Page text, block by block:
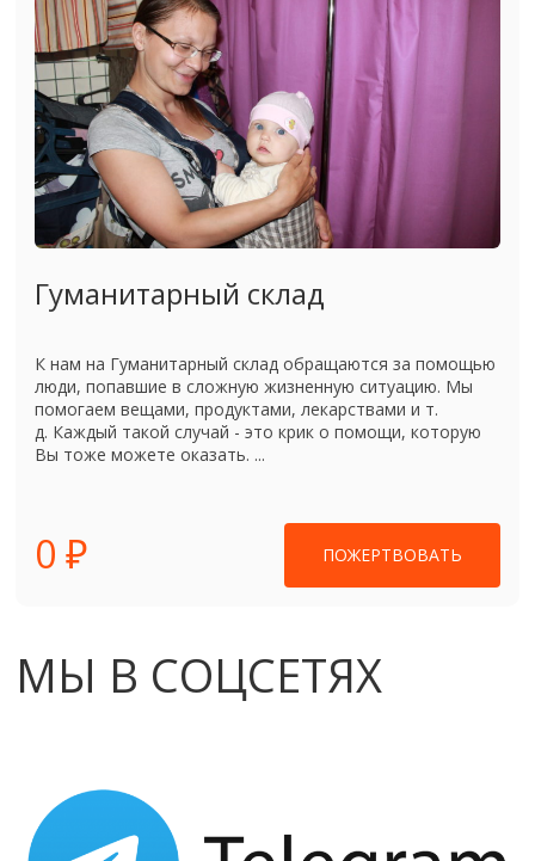
Гуманитарный склад
К нам на Гуманитарный склад обращаются за помощью
люди, попавшие в сложную жизненную ситуацию. Мы
помогаем вещами, продуктами, лекарствами и т.
д. Каждый такой случай - это крик о помощи, которую
Вы тоже можете оказать. ...
0 ₽ ПОЖЕРТВОВАТЬ
МЫ В СОЦСЕТЯХ